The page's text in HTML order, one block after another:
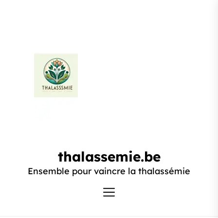
thalassemie.be
thalassemie.be
Ensemble pour vaincre la thalassémie